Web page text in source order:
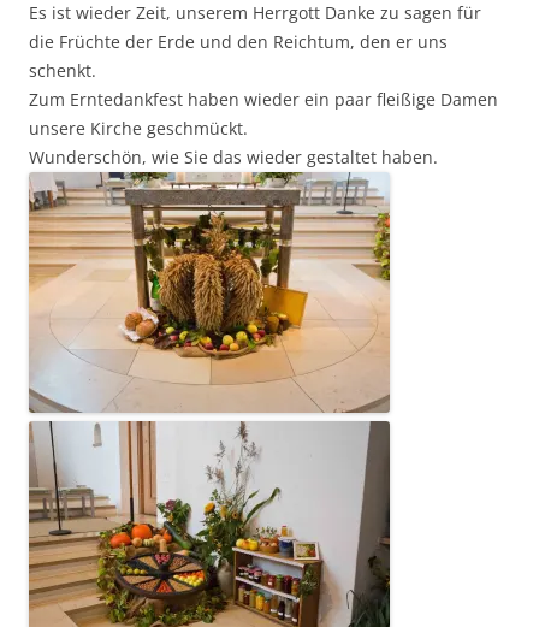
Es ist wieder Zeit, unserem Herrgott Danke zu sagen für
die Früchte der Erde und den Reichtum, den er uns
schenkt.
Zum Erntedankfest haben wieder ein paar fleißige Damen
unsere Kirche geschmückt.
Wunderschön, wie Sie das wieder gestaltet haben.